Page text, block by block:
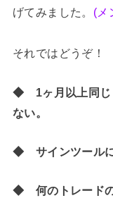
げてみました。 (メ
それではどうぞ！
◆ 1ヶ月以上同じ
ない。
◆ サインツールに
◆ 何のトレードの